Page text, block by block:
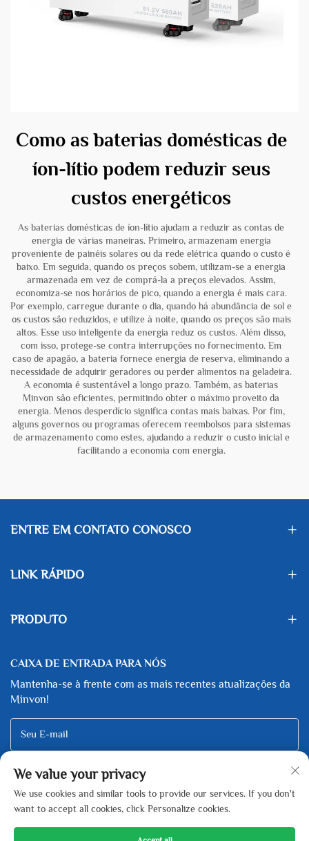
Como as baterias domésticas de
íon-lítio podem reduzir seus
custos energéticos
As baterias domésticas de íon-lítio ajudam a reduzir as contas de
energia de várias maneiras. Primeiro, armazenam energia
proveniente de painéis solares ou da rede elétrica quando o custo é
baixo. Em seguida, quando os preços sobem, utilizam-se a energia
armazenada em vez de comprá-la a preços elevados. Assim,
economiza-se nos horários de pico, quando a energia é mais cara.
Por exemplo, carregue durante o dia, quando há abundância de sol e
os custos são reduzidos, e utilize à noite, quando os preços são mais
altos. Esse uso inteligente da energia reduz os custos. Além disso,
com isso, protege-se contra interrupções no fornecimento. Em
caso de apagão, a bateria fornece energia de reserva, eliminando a
necessidade de adquirir geradores ou perder alimentos na geladeira.
A economia é sustentável a longo prazo. Também, as baterias
Minvon são eficientes, permitindo obter o máximo proveito da
energia. Menos desperdício significa contas mais baixas. Por fim,
alguns governos ou programas oferecem reembolsos para sistemas
de armazenamento como estes, ajudando a reduzir o custo inicial e
facilitando a economia com energia.
ENTRE EM CONTATO CONOSCO
LINK RÁPIDO
PRODUTO
CAIXA DE ENTRADA PARA NÓS
Mantenha-se à frente com as mais recentes atualizações da
Minvon!
Seu E-mail
Subscribe
We value your privacy
We use cookies and similar tools to provide our services. If you don't
want to accept all cookies, click Personalize cookies.